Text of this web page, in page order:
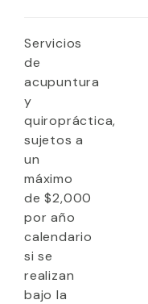
Servicios
de
acupuntura
y
quiropráctica,
sujetos a
un
máximo
de $2,000
por año
calendario
si se
realizan
bajo la